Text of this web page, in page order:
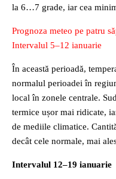
la 6…7 grade, iar cea
Prognoza meteo pe patru
Intervalul 5–12 ianuarie
În această perioadă,
normalul perioadei în
local în zonele centrale.
termice ușor mai ridicate,
de mediile climatice.
decât cele normale, mai
Intervalul 12–19 ianuarie